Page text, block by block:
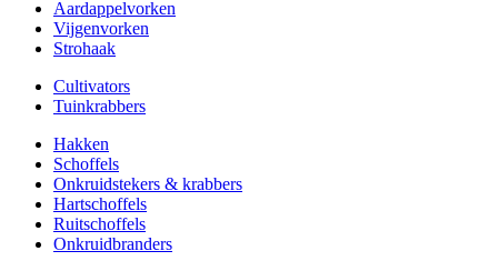
Aardappelvorken
Vijgenvorken
Strohaak
Cultivators
Tuinkrabbers
Hakken
Schoffels
Onkruidstekers & krabbers
Hartschoffels
Ruitschoffels
Onkruidbranders